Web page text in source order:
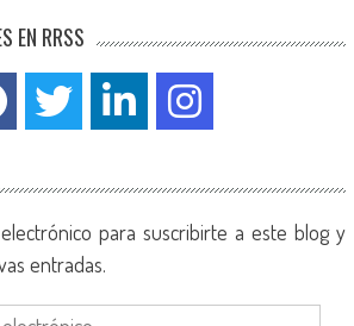
EN RRSS
para suscribirte a este blog y
entradas.